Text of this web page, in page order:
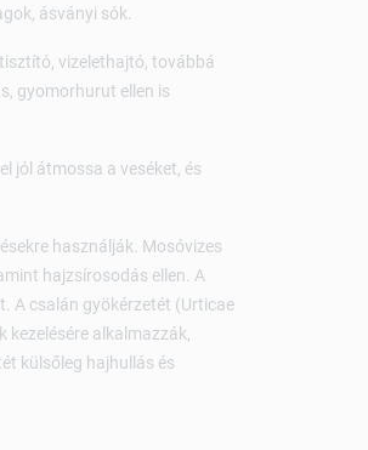
ásványi sók.
vizelethajtó, továbbá
gyomorhurut ellen is
jól átmossa a veséket, és
használják. Mosóvizes
hajzsírosodás ellen. A
A csalán gyökérzetét (Urticae
alkalmazzák,
külsőleg hajhullás és